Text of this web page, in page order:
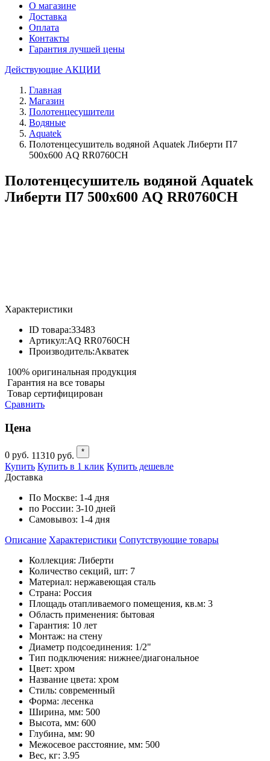
О магазине
Доставка
Оплата
Контакты
Гарантия лучшей цены
Действующие АКЦИИ
Главная
Магазин
Полотенцесушители
Водяные
Aquatek
Полотенцесушитель водяной Aquatek Либерти П7
500х600 AQ RR0760CH
Полотенцесушитель водяной Aquatek
Либерти П7 500х600 AQ RR0760CH
Характеристики
ID товара:33483
Артикул:AQ RR0760CH
Производитель:Акватек
100% оригинальная продукция
Гарантия на все товары
Товар сертифицирован
Сравнить
Цена
0 руб. 11310 руб. *
Купить Купить в 1 клик Купить дешевле
Доставка
По Москве: 1-4 дня
по России: 3-10 дней
Самовывоз: 1-4 дня
Описание Характеристики Cопутствующие товары
Коллекция: Либерти
Количество секций, шт: 7
Материал: нержавеющая сталь
Страна: Россия
Площадь отапливаемого помещения, кв.м: 3
Область применения: бытовая
Гарантия: 10 лет
Монтаж: на стену
Диаметр подсоединения: 1/2"
Тип подключения: нижнее/диагональное
Цвет: хром
Название цвета: хром
Стиль: современный
Форма: лесенка
Ширина, мм: 500
Высота, мм: 600
Глубина, мм: 90
Межосевое расстояние, мм: 500
Вес, кг: 3.95